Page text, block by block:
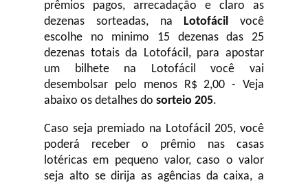
prêmios pagos, arrecadação e claro as
dezenas sorteadas, na Lotofácil você
escolhe no minimo 15 dezenas das 25
dezenas totais da Lotofácil, para apostar
um bilhete na Lotofácil você vai
desembolsar pelo menos R$ 2,00 - Veja
abaixo os detalhes do sorteio 205.
Caso seja premiado na Lotofácil 205, você
poderá receber o prêmio nas casas
lotéricas em pequeno valor, caso o valor
seja alto se dirija as agências da caixa, a